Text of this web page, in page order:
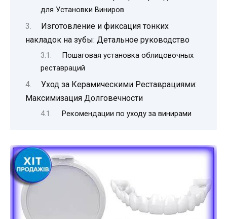
для Установки Виниров
Изготовление и фиксация тонких
накладок на зубы: Детальное руководство
Пошаговая установка облицовочных
реставраций
Уход за Керамическими Реставрациями:
Максимизация Долговечности
Рекомендации по уходу за винирами